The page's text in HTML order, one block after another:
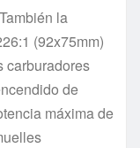
la
(92x75mm)
carburadores
de
máxima de